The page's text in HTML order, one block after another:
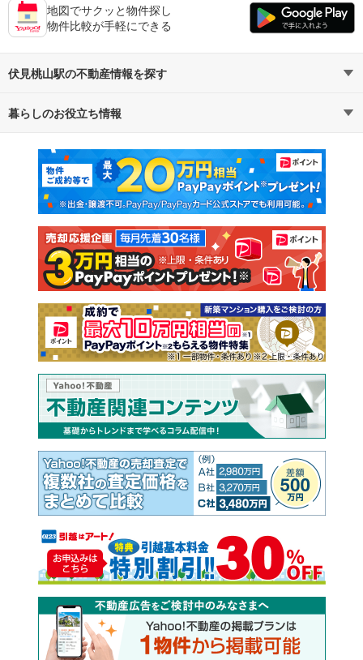
地図でサクッと物件探し
物件比較が手軽にできる
伏見桃山駅の不動産情報を探す
不動産・住宅
新築マンション 中古マンション
新築一戸建て 中古一戸建て
注文住宅 土地
売却査定
暮らしのお役立ち情報
マンションカタログ 教えて！住まいの先生